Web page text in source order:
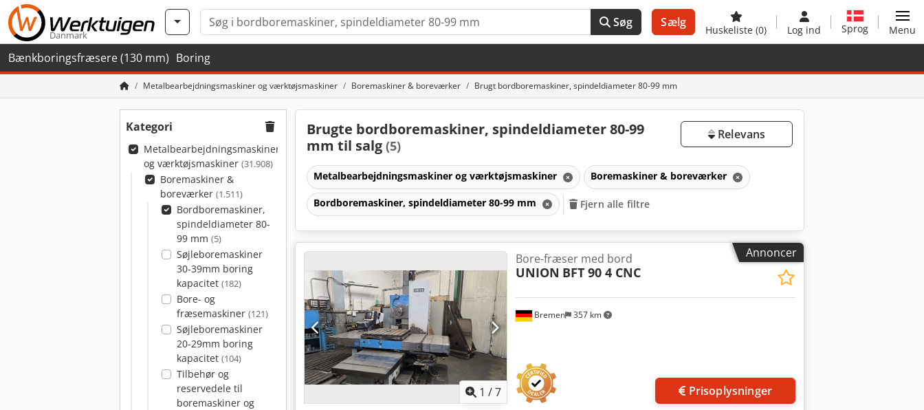
Danmark
Søg Sælg
Huskeliste (0) Log ind Sprog Menu
Bænkboringsfræsere (130 mm) Boring
Metalbearbejdningsmaskiner og værktøjsmaskiner Boremaskiner & boreværker Brugt bordboremaskiner, spindeldiameter 80-99 mm
Kategori
Metalbearbejdningsmaskiner
og værktøjsmaskiner (31.908)
Boremaskiner &
boreværker (1.511)
Bordboremaskiner,
spindeldiameter 80-
99 mm (5)
Søjleboremaskiner
30-39mm boring
kapacitet (182)
Bore- og
fræsemaskiner (121)
Søjleboremaskiner
20-29mm boring
kapacitet (104)
Tilbehør og
reservedele til
boremaskiner og
Brugte bordboremaskiner, spindeldiameter 80-99
mm til salg (5)
Relevans
Metalbearbejdningsmaskiner og værktøjsmaskiner Boremaskiner & boreværker
Bordboremaskiner, spindeldiameter 80-99 mm Fjern alle filtre
Annoncer
1 /7
Bremen 357 km
Bore-fræser med bord
UNION BFT 90 4 CNC
Prisoplysninger